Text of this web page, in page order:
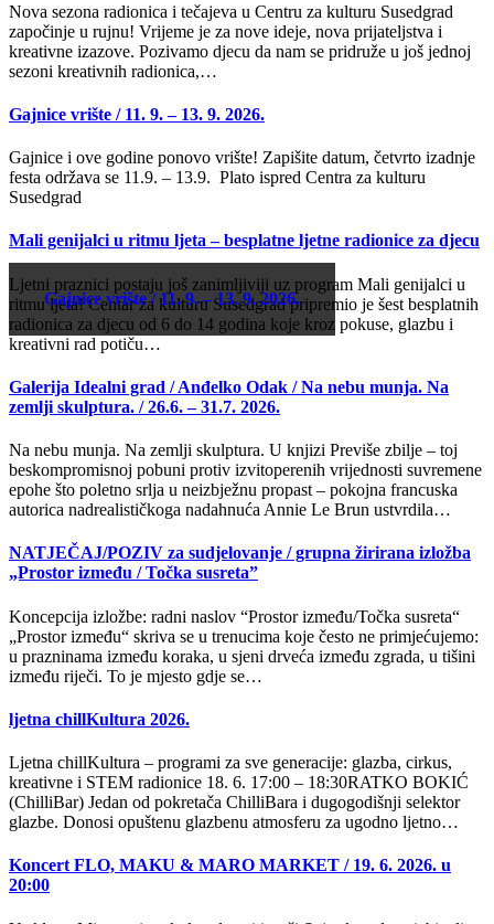
Gajnice vrište / 11. 9. – 13. 9. 2026.
Nova sezona radionica i tečajeva u Centru za kulturu Susedgrad
započinje u rujnu! Vrijeme je za nove ideje, nova prijateljstva i
kreativne izazove. Pozivamo djecu da nam se pridruže u još jednoj
sezoni kreativnih radionica,…
Gajnice vrište / 11. 9. – 13. 9. 2026.
Gajnice i ove godine ponovo vrište! Zapišite datum, četvrto izadnje
festa održava se 11.9. – 13.9. Plato ispred Centra za kulturu
Susedgrad
Mali genijalci u ritmu ljeta – besplatne ljetne radionice za djecu
Ljetni praznici postaju još zanimljiviji uz program Mali genijalci u
ritmu ljeta! Centar za kulturu Susedgrad pripremio je šest besplatnih
radionica za djecu od 6 do 14 godina koje kroz pokuse, glazbu i
kreativni rad potiču…
Galerija Idealni grad / Anđelko Odak / Na nebu munja. Na
zemlji skulptura. / 26.6. – 31.7. 2026.
Na nebu munja. Na zemlji skulptura. U knjizi Previše zbilje – toj
beskompromisnoj pobuni protiv izvitoperenih vrijednosti suvremene
epohe što poletno srlja u neizbježnu propast – pokojna francuska
autorica nadrealističkoga nadahnuća Annie Le Brun ustvrdila…
NATJEČAJ/POZIV za sudjelovanje / grupna žirirana izložba
„Prostor između / Točka susreta”
Koncepcija izložbe: radni naslov “Prostor između/Točka susreta“
„Prostor između“ skriva se u trenucima koje često ne primjećujemo:
u prazninama između koraka, u sjeni drveća između zgrada, u tišini
između riječi. To je mjesto gdje se…
ljetna chillKultura 2026.
Ljetna chillKultura – programi za sve generacije: glazba, cirkus,
kreativne i STEM radionice 18. 6. 17:00 – 18:30RATKO BOKIĆ
(ChilliBar) Jedan od pokretača ChilliBara i dugogodišnji selektor
glazbe. Donosi opuštenu glazbenu atmosferu za ugodno ljetno…
Koncert FLO, MAKU & MARO MARKET / 19. 6. 2026. u
20:00